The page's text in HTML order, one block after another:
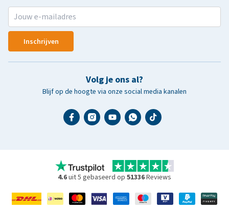
Inschrijven
Volg je ons al?
Blijf op de hoogte via onze social media kanalen
4.6uit 5 gebaseerd op 51336Reviews